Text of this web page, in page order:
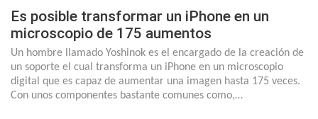
Es posible transformar un iPhone en un
microscopio de 175 aumentos
Un hombre llamado Yoshinok es el encargado de la creación de
un soporte el cual transforma un iPhone en un microscopio
digital que es capaz de aumentar una imagen hasta 175 veces.
Con unos componentes bastante comunes como,…